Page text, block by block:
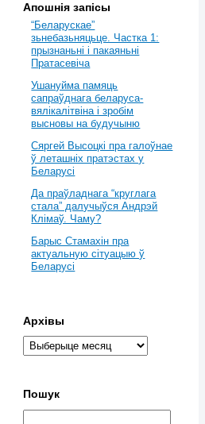
Апошнія запісы
“Беларускае”
зьнебазьняцьце. Частка 1:
прызнаньні і пакаяньні
Пратасевіча
Ушануйма памяць
сапраўднага беларуса-
вялікалітвіна і зробім
высновы на будучыню
Сяргей Высоцкі пра галоўнае
ў леташніх пратэстах у
Беларусі
Да праўладнага “круглага
стала” далучыўся Андрэй
Клімаў. Чаму?
Барыс Стамахін пра
актуальную сітуацыю ў
Беларусі
Архівы
Пошук